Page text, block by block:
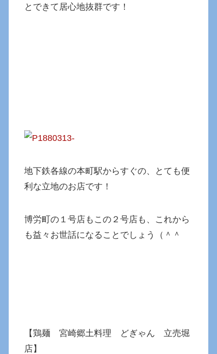
とできて居心地抜群です！
地下鉄各線の本町駅からすぐの、とても便
利な立地のお店です！
博労町の１号店もこの２号店も、これから
も益々お世話になることでしょう（＾＾
【鶏麺 宮崎郷土料理 どぎゃん 立売堀
店】